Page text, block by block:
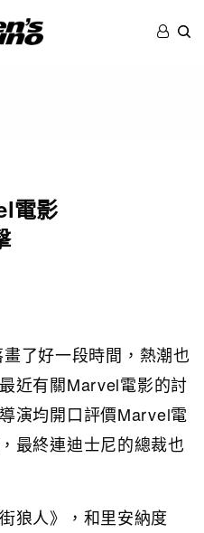
電影
了好一段時間，熱潮也
近有關Marvel電影的討
演均開口評價Marvel電
最終連迪士尼的總裁也
狼人》，和里安納度